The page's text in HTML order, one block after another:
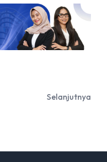
Selanjutnya